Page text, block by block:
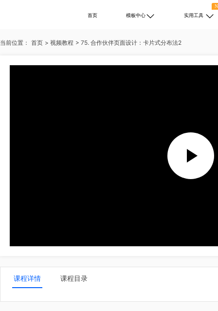
首页 模板中心
实用工具
当前位置： 首页 > 视频教程 > 75. 合作伙伴页面设计：卡片式分布法2
课程详情 课程目录